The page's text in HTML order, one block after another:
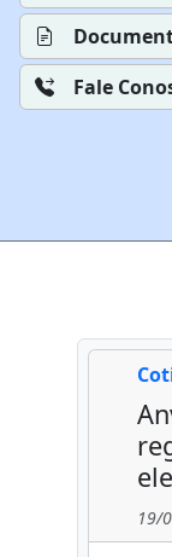
Fale
19/